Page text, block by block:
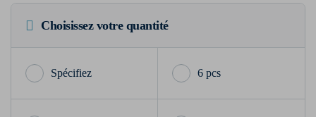
Choisissez votre quantité
6 pcs